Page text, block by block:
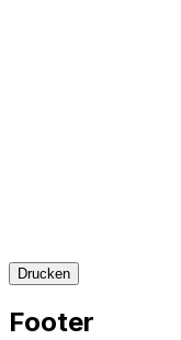
Drucken
Footer